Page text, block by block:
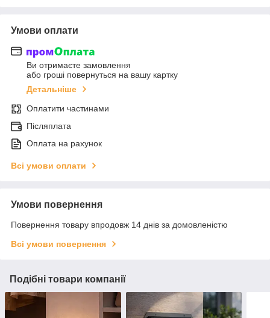
Умови оплати
Ви отримаєте замовлення
або гроші повернуться на вашу картку
Детальніше
Оплатити частинами
Післяплата
Оплата на рахунок
Всі умови оплати
Умови повернення
Повернення товару впродовж 14 днів за домовленістю
Всі умови повернення
Подібні товари компанії